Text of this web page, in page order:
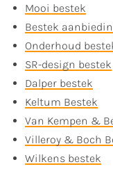
Mooi bestek
Bestek
Onderhoud
SR-design bestek
Dalper bestek
Keltum Bestek
Van Kempen &
Villeroy & Boch
Wilkens bestek